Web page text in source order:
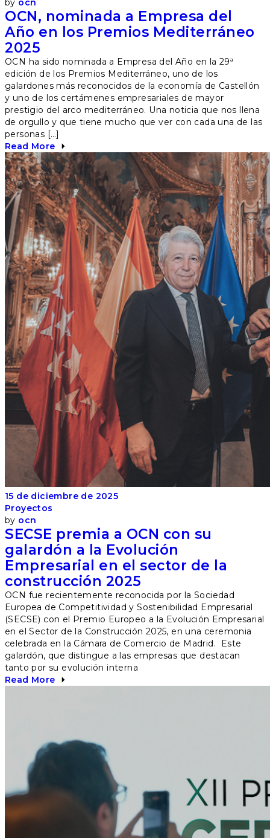
by ocn
OCN, nominada a Empresa del
Año en los Premios Mediterráneo
2025
OCN ha sido nominada a Empresa del Año en la 29ª
edición de los Premios Mediterráneo, uno de los
galardones más reconocidos de la economía de Castellón
y uno de los certámenes empresariales de mayor
prestigio del arco mediterráneo. Una noticia que nos llena
de orgullo y que tiene mucho que ver con cada una de las
personas […]
Read More
15 de diciembre de 2025
Proyectos
by ocn
SECSE premia a OCN con su
galardón a la Evolución
Empresarial en el sector de la
construcción 2025
OCN fue recientemente reconocida por la Sociedad
Europea de Competitividad y Sostenibilidad Empresarial
(SECSE) con el Premio Europeo a la Evolución Empresarial
en el Sector de la Construcción 2025, en una ceremonia
celebrada en la Cámara de Comercio de Madrid. Este
galardón, que distingue a las empresas que destacan
tanto por su evolución interna
Read More